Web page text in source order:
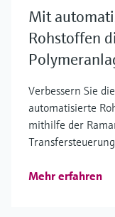
Mit
Rohstoffen
Verbessern Sie
automatisierte
mithilfe der
Mehr erfahren